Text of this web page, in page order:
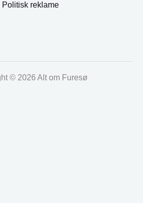
Politisk reklame
© 2026 Alt om Furesø